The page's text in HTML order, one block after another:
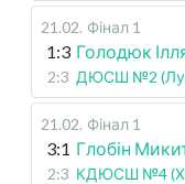
21.02. Фінал 1
1:3 Голодюк
2:3 ДЮСШ №2
21.02. Фінал 1
3:1 Глобін
2:3 КДЮСШ №4